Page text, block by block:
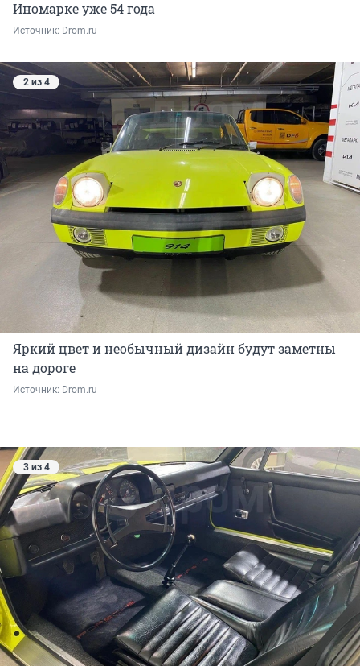
Иномарке уже 54 года
Источник: Drom.ru
2 из 4
Яркий цвет и необычный дизайн будут заметны
на дороге
Источник: Drom.ru
3 из 4